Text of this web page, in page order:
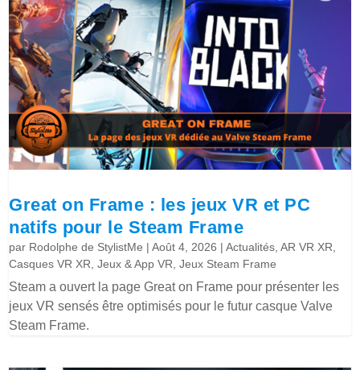
Great on Frame : les jeux VR et PC
natifs pour le Steam Frame
par Rodolphe de StylistMe |Août 4, 2026 |Actualités,AR VR XR,
Casques VR XR,Jeux & App VR,Jeux Steam Frame
Steam a ouvert la page Great on Frame pour présenter les
jeux VR sensés être optimisés pour le futur casque Valve
Steam Frame.